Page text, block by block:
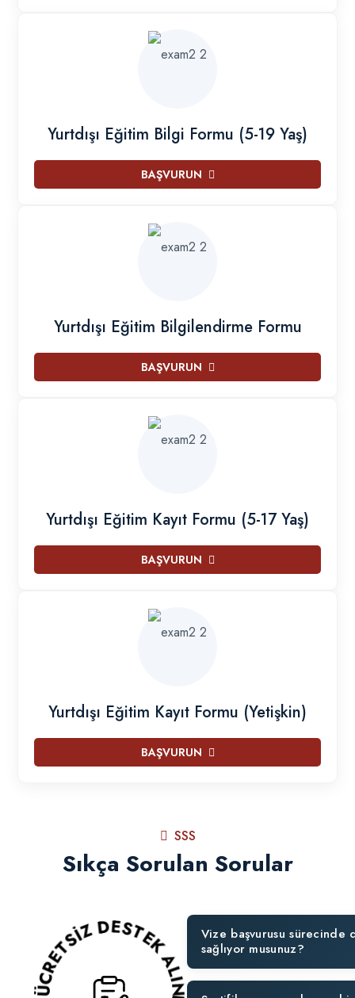
Yurtdışı Eğitim Bilgi Formu (5-19 Yaş)
BAŞVURUN
Yurtdışı Eğitim Bilgilendirme Formu
BAŞVURUN
Yurtdışı Eğitim Kayıt Formu (5-17 Yaş)
BAŞVURUN
Yurtdışı Eğitim Kayıt Formu (Yetişkin)
BAŞVURUN
SSS
Sıkça Sorulan Sorular
Vize başvurusu sürecinde
sağlıyor musunuz?